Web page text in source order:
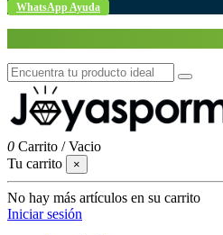
WhatsApp Ayuda
0 Carrito /Vacio
Tu carrito
×
No hay más artículos en su carrito
Iniciar sesión